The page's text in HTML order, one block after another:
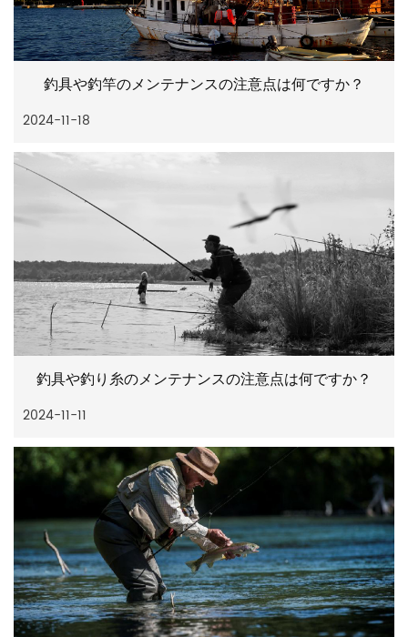
釣具や釣竿のメンテナンスの注意点は何ですか？
2024-11-18
釣具や釣り糸のメンテナンスの注意点は何ですか？
2024-11-11